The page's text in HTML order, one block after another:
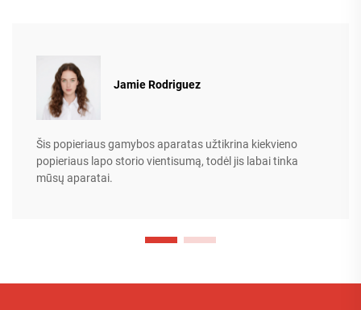
Jamie Rodriguez
Šis popieriaus gamybos aparatas užtikrina kiekvieno
popieriaus lapo storio vientisumą, todėl jis labai tinka
mūsų aparatai.